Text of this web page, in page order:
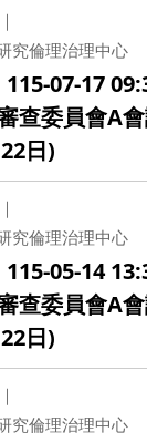
究倫理治理中心
115-07-17
查委員會A
日)
究倫理治理中心
115-05-14
查委員會A
日)
究倫理治理中心